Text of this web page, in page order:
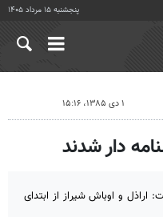
پنجشنبه ۱۵ مرداد ۱۴۰۵
۱ دی ۱۳۸۵، ۱۵:۱۶
دار شدند
و اوباش شیراز از ابتدای